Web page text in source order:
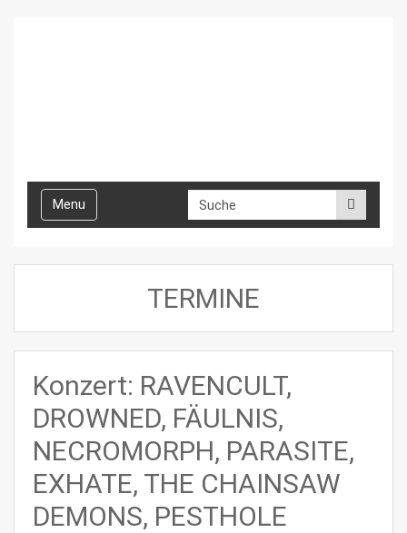
Toggle
navigation
Menu
TERMINE
Konzert: RAVENCULT,
DROWNED, FÄULNIS,
NECROMORPH, PARASITE,
EXHATE, THE CHAINSAW
DEMONS, PESTHOLE